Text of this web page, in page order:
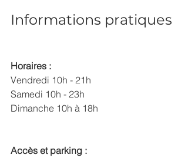
Informations pratiques
Horaires :
Vendredi 10h - 21h
Samedi 10h - 23h
Dimanche 10h à 18h
Accès et parking :